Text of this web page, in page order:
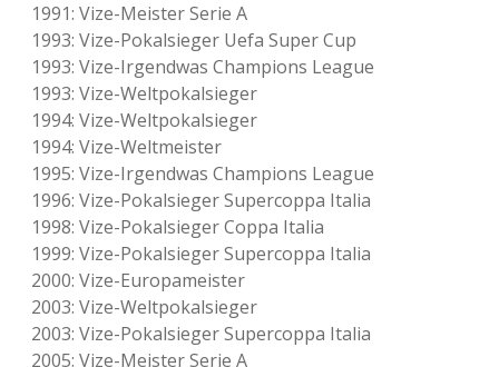
1991: Vize-Meister Serie A
1993: Vize-Pokalsieger Uefa Super Cup
1993: Vize-Irgendwas Champions League
1993: Vize-Weltpokalsieger
1994: Vize-Weltpokalsieger
1994: Vize-Weltmeister
1995: Vize-Irgendwas Champions League
1996: Vize-Pokalsieger Supercoppa Italia
1998: Vize-Pokalsieger Coppa Italia
1999: Vize-Pokalsieger Supercoppa Italia
2000: Vize-Europameister
2003: Vize-Weltpokalsieger
2003: Vize-Pokalsieger Supercoppa Italia
2005: Vize-Meister Serie A